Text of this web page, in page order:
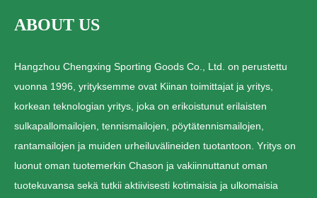
ABOUT US
Hangzhou Chengxing Sporting Goods Co., Ltd. on perustettu
vuonna 1996, yrityksemme ovat Kiinan toimittajat ja yritys,
korkean teknologian yritys, joka on erikoistunut erilaisten
sulkapallomailojen, tennismailojen, pöytätennismailojen,
rantamailojen ja muiden urheiluvälineiden tuotantoon. Yritys on
luonut oman tuotemerkin Chason ja vakiinnuttanut oman
tuotekuvansa sekä tutkii aktiivisesti kotimaisia ja ulkomaisia